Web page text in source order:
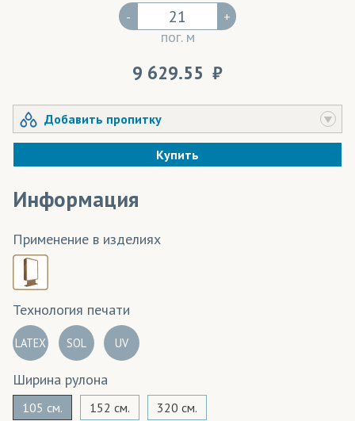
-
пог. м
+
9 629.55
Добавить пропитку
Купить
Информация
Применение в изделиях
Технология печати
LATEX SOL UV
Ширина рулона
105 см. 152 см. 320 см.